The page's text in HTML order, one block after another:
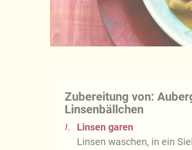
Zubereitung von:
Linsenbällchen
1.
Linsen garen
Linsen waschen, in ein